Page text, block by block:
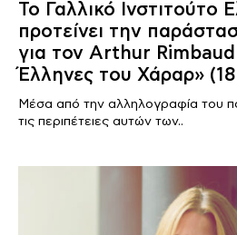
Το Γαλλικό Ινστιτούτο
προτείνει την
για τον Arthur Rimbaud
Έλληνες του Χάραρ»
Μέσα από την αλληλογραφία του
τις περιπέτειες αυτών των..